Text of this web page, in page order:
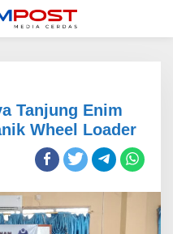
Tanjung Enim
Wheel Loader